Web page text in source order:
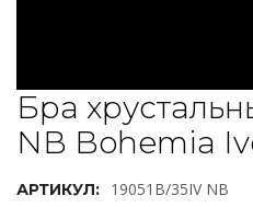
Бра
NB Bohemia
АРТИКУЛ: 19051B/35IV NB